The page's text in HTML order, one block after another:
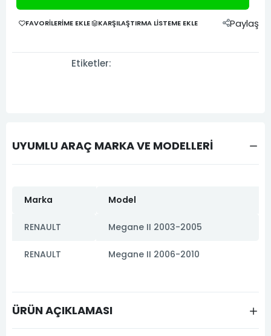
FAVORILERIME EKLE KARŞILAŞTIRMA LISTEME EKLE Paylaş
Etiketler:
UYUMLU ARAÇ MARKA VE MODELLERİ
Marka Model
RENAULT Megane II 2003-2005
RENAULT Megane II 2006-2010
ÜRÜN AÇIKLAMASI